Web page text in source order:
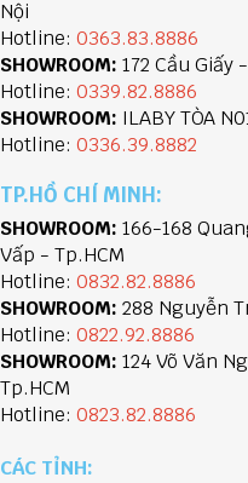
Nội
Hotline: 0363.83.8886
SHOWROOM: 172 Cầu Giấy
Hotline: 0339.82.8886
SHOWROOM: ILABY TÒA
Hotline: 0336.39.8882
SHOWROOM: 166-168
Vấp - Tp.HCM
Hotline: 0832.82.8886
SHOWROOM: 288 Nguyễn
Hotline: 0822.92.8886
SHOWROOM: 124 Võ Văn
Tp.HCM
Hotline: 0823.82.8886
CÁC TỈNH:
TP.HỒ CHÍ MINH: